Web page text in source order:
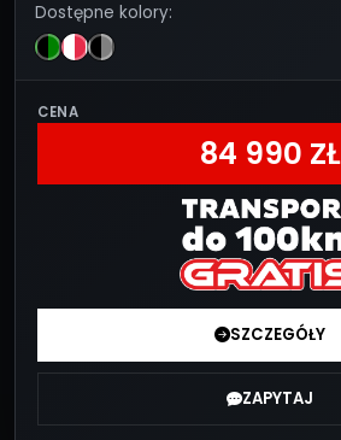
Dostępne kolory:
CENA
84 990 ZŁ
SZCZEGÓŁY
ZAPYTAJ